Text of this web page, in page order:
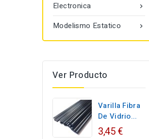

Electronica

Modelismo Estatico
Ver Producto
Varilla Fibra
De Vidrio...
3,45 €